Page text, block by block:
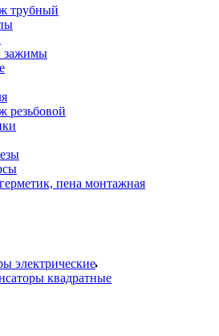
трубный
зажимы
резьбовой
пена монтажная
электрические
квадратные